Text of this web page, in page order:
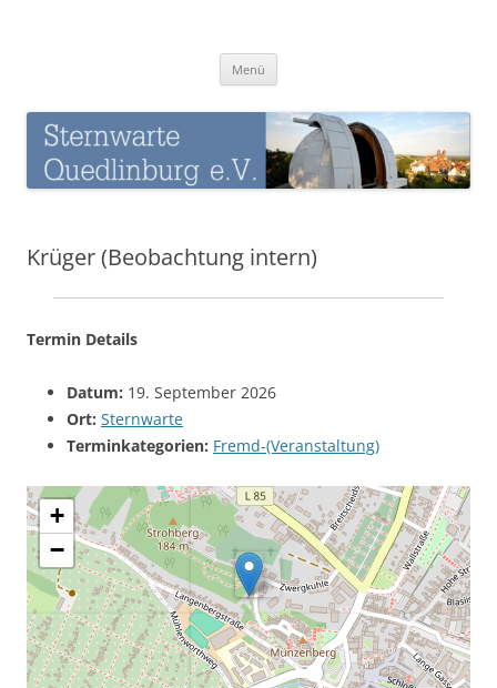
Menü
Krüger (Beobachtung intern)
Termin Details
Datum: 19. September 2026
Ort: Sternwarte
Terminkategorien: Fremd-(Veranstaltung)
+
−